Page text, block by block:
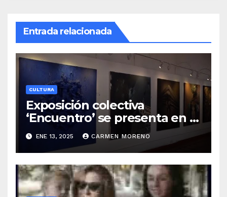
Entrada relacionada
CULTURA
Exposición colectiva
‘Encuentro’ se presenta en la
casa de la cultura
ENE 13, 2025 CARMEN MORENO